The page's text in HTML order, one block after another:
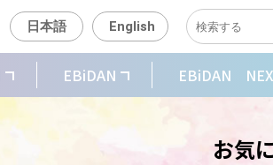
日本語 English
EBiDAN EBiDAN
お気